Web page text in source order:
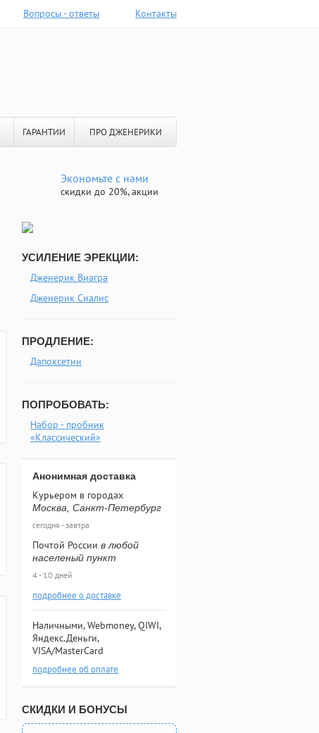
Вопросы - ответы Контакты
ГАРАНТИИ ПРО ДЖЕНЕРИКИ
Экономьте с нами
скидки до 20%, акции
УСИЛЕНИЕ ЭРЕКЦИИ:
Дженерик Виагра
Дженерик Сиалис
ПРОДЛЕНИЕ:
Дапоксетин
ПОПРОБОВАТЬ:
Набор - пробник
«Классический»
Анонимная доставка
Курьером в городах
Москва, Санкт-Петербург
сегодня - завтра
Почтой России в любой
населеный пункт
4 - 10 дней
подробнее о доставке
Наличными, Webmoney, QIWI,
Яндекс.Деньги,
VISA/MasterCard
подробнее об оплате
СКИДКИ И БОНУСЫ